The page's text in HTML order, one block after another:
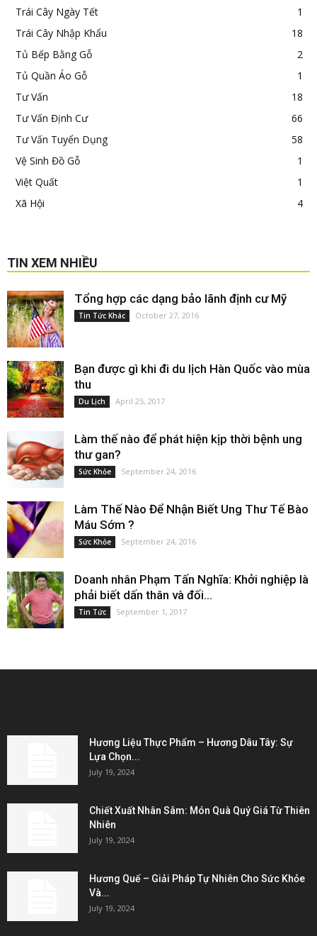
Trái Cây Ngày Tết
1
Trái Cây Nhập Khẩu
18
Tủ Bếp Bằng Gỗ
2
Tủ Quần Áo Gỗ
1
Tư Vấn
18
Tư Vấn Định Cư
66
Tư Vấn Tuyển Dụng
58
Vệ Sinh Đồ Gỗ
1
Việt Quất
1
Xã Hội
4
TIN XEM NHIỀU
Tổng hợp các dạng bảo lãnh định cư Mỹ
Tin Tức Khác October 27, 2016
Bạn được gì khi đi du lịch Hàn Quốc vào mùa
thu
Du Lịch April 25, 2017
Làm thế nào để phát hiện kịp thời bệnh ung
thư gan?
Sức Khỏe September 24, 2016
Làm Thế Nào Để Nhận Biết Ung Thư Tế Bào
Máu Sớm ?
Sức Khỏe September 24, 2016
Doanh nhân Phạm Tấn Nghĩa: Khởi nghiệp là
phải biết dấn thân và đối...
Tin Tức September 1, 2017
Hương Liệu Thực Phẩm – Hương Dâu Tây: Sự
Lựa Chọn...
July 19, 2024
Chiết Xuất Nhân Sâm: Món Quà Quý Giá Từ Thiên
Nhiên
July 19, 2024
Hương Quế – Giải Pháp Tự Nhiên Cho Sức Khỏe
Và...
July 19, 2024